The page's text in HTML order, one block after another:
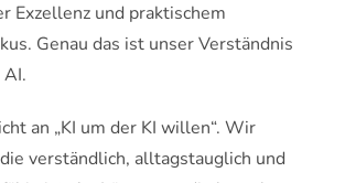
Exzellenz und praktischem
Genau das ist unser Verständnis
an „KI um der KI willen“. Wir
verständlich, alltagstauglich und